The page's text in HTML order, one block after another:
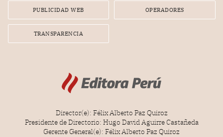
PUBLICIDAD WEB OPERADORES
TRANSPARENCIA
Director(e): Félix Alberto Paz Quiroz
Presidente de Directorio: Hugo David Aguirre Castañeda
Gerente General(e): Félix Alberto Paz Quiroz